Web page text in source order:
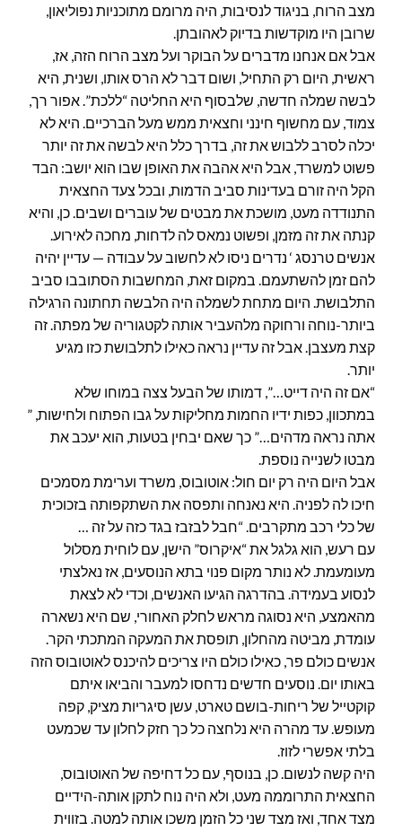
מצב הרוח, בניגוד לנסיבות, היה מרומם מתוכניות נפוליאון,
שרובן היו מוקדשות בדיוק לאהובתן.
אבל אם אנחנו מדברים על הבוקר ועל מצב הרוח הזה, אז,
ראשית, היום רק התחיל, ושום דבר לא הרס אותו, ושנית, היא
לבשה שמלה חדשה, שלבסוף היא החליטה “ללכת”. אפור רך,
צמוד, עם מחשוף חינני וחצאית ממש מעל הברכיים. היא לא
יכלה לסרב ללבוש את זה, בדרך כלל היא לבשה את זה יותר
פשוט למשרד, אבל היא אהבה את האופן שבו הוא יושב: הבד
הקל היה זורם בעדינות סביב הדמות, ובכל צעד החצאית
התנודדה מעט, מושכת את מבטים של עוברים ושבים. כן, והיא
קנתה את זה מזמן, ופשוט נמאס לה לדחות, מחכה לאירוע.
אנשים טרנסג ‘ נדרים ניסו לא לחשוב על עבודה — עדיין יהיה
להם זמן להשתעמם. במקום זאת, המחשבות הסתובבו סביב
התלבושת. היום מתחת לשמלה היה הלבשה תחתונה הרגילה
ביותר-נוחה ורחוקה מלהעביר אותה לקטגוריה של מפתה. זה
קצת מעצבן. אבל זה עדיין נראה כאילו לתלבושת כזו מגיע
יותר.
“אם זה היה דייט…”, דמותו של הבעל צצה במוחו שלא
במתכוון, כפות ידיו החמות מחליקות על גבו הפתוח ולחישות, ”
אתה נראה מדהים…” כך שאם יבחין בטעות, הוא יעכב את
מבטו לשנייה נוספת.
אבל היום היה רק יום חול: אוטובוס, משרד וערימת מסמכים
חיכו לה לפניה. היא נאנחה ותפסה את השתקפותה בזכוכית
של כלי רכב מתקרבים. “חבל לבזבז בגד כזה על זה …
עם רעש, הוא גלגל את “איקרוס” הישן, עם לוחית מסלול
מעומעמת. לא נותר מקום פנוי בתא הנוסעים, אז נאלצתי
לנסוע בעמידה. בהדרגה הגיעו האנשים, וכדי לא לצאת
מהאמצע, היא נסוגה מראש לחלק האחורי, שם היא נשארה
עומדת, מביטה מהחלון, תופסת את המעקה המתכתי הקר.
אנשים כולם פר, כאילו כולם היו צריכים להיכנס לאוטובוס הזה
באותו יום. נוסעים חדשים נדחסו למעבר והביאו איתם
קוקטייל של ריחות-בושם טארט, עשן סיגריות מציק, קפה
מעופש. עד מהרה היא נלחצה כל כך חזק לחלון עד שכמעט
בלתי אפשרי לזוז.
היה קשה לנשום. כן, בנוסף, עם כל דחיפה של האוטובוס,
החצאית התרוממה מעט, ולא היה נוח לתקן אותה-הידיים
מצד אחד, ואז מצד שני כל הזמן משכו אותה למטה. בזווית